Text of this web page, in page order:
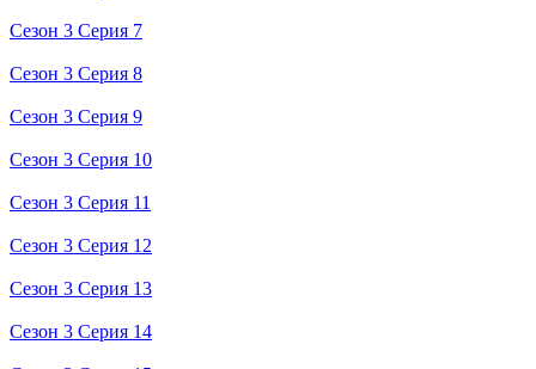
Сезон 3 Серия 7
Сезон 3 Серия 8
Сезон 3 Серия 9
Сезон 3 Серия 10
Сезон 3 Серия 11
Сезон 3 Серия 12
Сезон 3 Серия 13
Сезон 3 Серия 14